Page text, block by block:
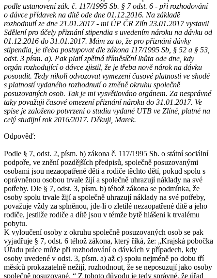
podle ustanovení zák. č. 117/1995 Sb. § 7 odst. 6 - při rozhodování
o dávce přídavek na dítě ode dne 01.12.2016. Na základě
rozhodnutí ze dne 21.01.2017 - mi ÚP ČR Zlín 23.01.2017 vystavil
Sdělení pro účely přiznání stipendia s uvedením nároku na dávku od
01.12.2016 do 31.01.2017. Mám za to, že pro přiznání dávky
stipendia, je třeba postupovat dle zákona 117/1995 Sb, § 52 a § 53,
odst. 3 písm. a). Pak platí zpětná tříměsíční lhůta ode dne, kdy
orgán rozhodující o dávce zjistil, že je třeba nově nárok na dávku
posoudit. Tedy nikoli odvozovat vymezení časové platnosti ve shodě
s platností vydaného rozhodnutí o změně okruhu společně
posuzovaných osob. Tak je mi vysvětlováno orgánem. Za nesprávné
taky považuji časové omezení přiznání nároku do 31.01.2017. Ve
spise je založeno potvrzení o studiu vydané UTB ve Zlíně, platné na
celý studijní rok 2016/2017. Děkuji, Marek.
Odpověď:
Podle § 7, odst. 2, písm. b) zákona č. 117/1995 Sb. o státní sociální
podpoře, ve znění pozdějších předpisů, společně posuzovanými
osobami jsou nezaopatřené děti a rodiče těchto dětí, pokud spolu s
oprávněnou osobou trvale žijí a společně uhrazují náklady na své
potřeby. Dle § 7, odst. 3, písm. b) téhož zákona se podmínka, že
osoby spolu trvale žijí a společně uhrazují náklady na své potřeby,
považuje vždy za splněnou, jde-li o zletilé nezaopatřené dítě a jeho
rodiče, jestliže rodiče a dítě jsou v témže bytě hlášeni k trvalému
pobytu.
K vyloučení osoby z okruhu společně posuzovaných osob se pak
vyjadřuje § 7, odst. 6 téhož zákona, který říká, že: „Krajská pobočka
Úřadu práce může při rozhodování o dávkách v případech, kdy
osoby uvedené v odst. 3, písm. a) až c) spolu nejméně po dobu tří
měsíců prokazatelně nežijí, rozhodnout, že se neposuzují jako osoby
společně posuzované. “ Z tohoto důvodu je tedy správné, že úřad